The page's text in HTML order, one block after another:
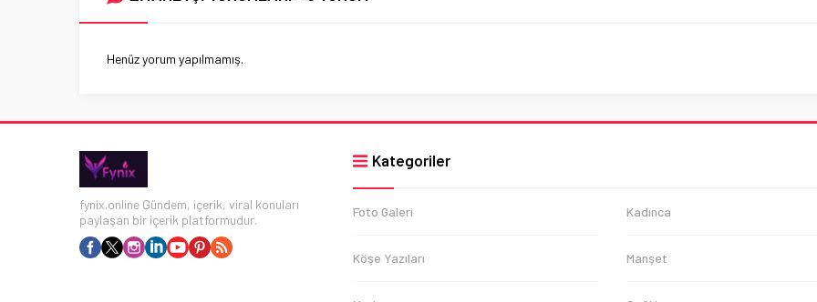
Henüz yorum yapılmamış.
fynix.online Gündem, içerik, viral konuları
paylaşan bir içerik platformudur.
Kategoriler
Foto Galeri Kadınca
Köşe Yazıları Manşet